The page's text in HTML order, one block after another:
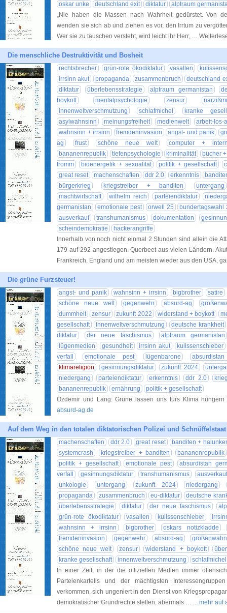
oskar unke
deutschland exit diktatur
alptraum
„Nie haben die Massen nach Wahrheit gedürstet. Von
wenden sie sich ab und ziehen es vor, den Irrtum zu
Wer sie zu täuschen versteht, wird leicht ihr Herr, …
Die menschliche Destruktivität und Bosheit
rechtsbrecher grün-rote ökodiktatur vasallen
irrsinn akut
propaganda zusammenbruch
deutschland
diktatur
überlebensstrategie alptraum germanistan
boykott
mentalpsychologie zensur
innenweltverschmutzung
schlafmichel
kranke
asylwahnsinn
meinungsfreiheit medienwelt
arbeit-los-
wahnsinn + irrsinn
fremdeninvasion angst- und panik
ag
frust schöne neue welt
computer +
bananenrepublik
tiefenpsychologie kriminalität
bücher
fromm
bioenergetik + sexualität politik + gesellschaft
great reset
machenschaften ddr 2.0 erkenntnis
bürgerkrieg
kriegstreiber + banditen
untergang
machtwirtschaft
wilhelm reich parteiendiktatur
germanistan
emotionale pest orwell 25
bundertagswahl
ausverkauf
transhumanismus dokumentation
scheindemokratie
hackerangriffe
Innerhalb von noch nicht einmal 2 Stunden sind allein die
179 auf 292 angestiegen. Querbeet aus vielen Ländern.
Frankreich, England und am meisten wieder aus den USA,
Die grüne Furzsteuer!
angst- und panik wahnsinn + irrsinn bigbrother
satire
schöne neue welt
gegenwehr absurd-ag
dummheit
zensur zukunft 2022 widerstand + boykott
gesellschaft
innenweltverschmutzung
deutsche krankheit
diktatur
der neue faschismus
alptraum germanistan
lügenmedien
gesundheit irrsinn akut
kulissenschieber
verfall
emotionale pest lügenbarone
klimareligion
gesinnungsdiktatur zukunft 2024
niedergang
parteiendiktatur erkenntnis ddr 2.0
bananenrepublik
ernährung
politik + gesellschaft
Özdemir und Lang: Grüne lassen uns fürs Klima hungern
absurd-ag.de
Auf dem Weg in den totalen diktatorischen Polizei und Schnüffelstaat
machenschaften ddr 2.0 great reset
banditen +
systemcrash
kriegstreiber + banditen
bananenrepublik
politik + gesellschaft
emotionale pest
absurdistan
verfall
gesinnungsdiktatur transhumanismus
ausverkauf
unkologie
untergang zukunft 2024
niedergang
propaganda
zusammenbruch eu-diktatur
deutsche
überlebensstrategie
diktatur der neue faschismus
grün-rote ökodiktatur
vasallen kulissenschieber
wahnsinn + irrsinn
bigbrother
oskars notizkladde
fremdeninvasion
gegenwehr absurd-ag
schöne neue welt
zensur widerstand + boykott
kranke gesellschaft
innenweltverschmutzung
schlafmichel
In einer Zeit, in der die offiziellen Medien immer
Parteienkartells und der mächtigsten
verkommen, sich ungeniert in den Dienst von
demokratischer Grundrechte stellen, abermals … ... mehr auf